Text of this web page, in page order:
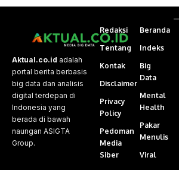
Aktual.co.id adalah
portal berita berbasis
big data dan analisis
digital terdepan di
Indonesia yang
berada di bawah
naungan ASIGTA
Group.
Redaksi
Tentang
Kontak
Disclaimer
Privacy
Policy
Pedoman
Media
Siber
Beranda
Indeks
Big
Data
Mental
Health
Pakar
Menulis
Viral